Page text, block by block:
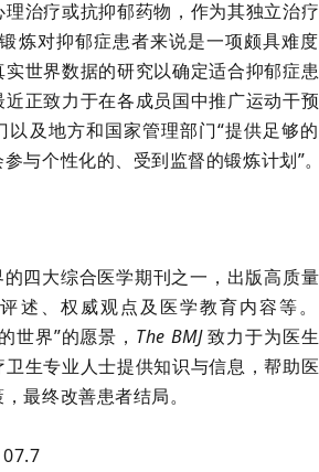
理治疗或抗抑郁药物，作为其独立治
炼对抑郁症患者来说是一项颇具难
世界数据的研究以确定适合抑郁症
正致力于在各成员国中推广运动干
以及地方和国家管理部门“提供足够
与个性化的、受到监督的锻炼计划”
四大综合医学期刊之一，出版高质
述、权威观点及医学教育内容等
世界”的愿景， The BMJ致力于为医
生专业人士提供知识与信息，帮助
最终改善患者结局。